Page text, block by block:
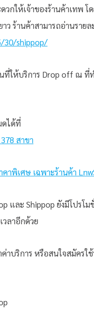
วกให้เจ้าของร้านค้าเทพ
ร้านค้าสามารถอ่านรายล
30/shippop/
ให้บริการ Drop off ณ ที่
ดได้ที่
สาขา
าพิเศษ เฉพาะร้านค้า
และ Shippop ยังมีโปรโ
ลาอีกด้วย
าบริการ หรือสนใจสมัคร